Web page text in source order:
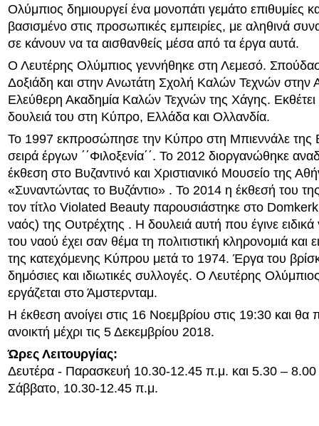
Ολύμπιος δημιουργεί ένα μονοπάτι γεμάτο επιθυμίες
βασισμένο στις προσωπικές εμπειρίες, με αληθινά
σε κάνουν να τα αισθανθείς μέσα από τα έργα αυτά.
Ο Λευτέρης Ολύμπιος γεννήθηκε στη Λεμεσό.
Δοξιάδη και στην Ανωτάτη Σχολή Καλών Τεχνών στην
Ελεύθερη Ακαδημία Καλών Τεχνών της Χάγης. Εκθέτει
δουλειά του στη Κύπρο, Ελλάδα και Ολλανδία.
Το 1997 εκπροσώπησε την Κύπρο στη Μπιεννάλε της
σειρά έργων ΄΄Φιλοξενία΄΄. Το 2012 διοργανώθηκε
έκθεση στο Βυζαντινό και Χριστιανικό Μουσείο της
«Συναντώντας το Βυζάντιο» . Το 2014 η έκθεσή του
τον τίτλο Violated Beauty παρουσιάστηκε στο
ναός) της Ουτρέχτης . Η δουλειά αυτή που έγινε
του ναού έχει σαν θέμα τη πολιτιστική κληρονομιά και
της κατεχόμενης Κύπρου μετά το 1974. Έργα του
δημόσιες και ιδιωτικές συλλογές. Ο Λευτέρης Ολύμπιος
εργάζεται στο Άμστερνταμ.
Η έκθεση ανοίγει στις 16 Νοεμβρίου στις 19:30 και θα
ανοικτή μέχρι τις 5 Δεκεμβρίου 2018.
Ώρες Λειτουργίας:
Δευτέρα - Παρασκευή 10.30-12.45 π.μ. και 5.30 –
Σάββατο, 10.30-12.45 π.μ.